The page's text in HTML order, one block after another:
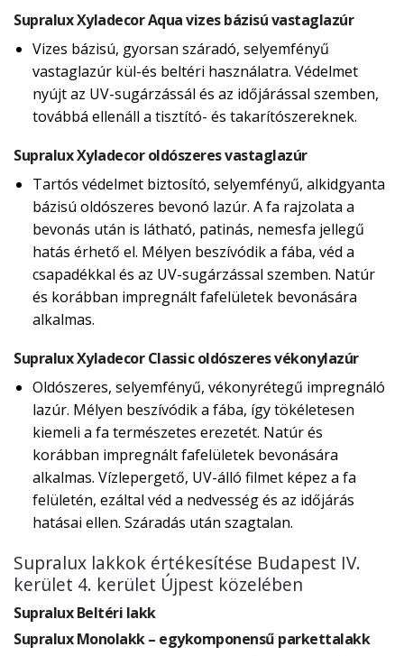
Supralux Xyladecor Aqua vizes bázisú vastaglazúr
Vizes bázisú, gyorsan száradó, selyemfényű
vastaglazúr kül-és beltéri használatra. Védelmet
nyújt az UV-sugárzássál és az időjárással szemben,
továbbá ellenáll a tisztító- és takarítószereknek.
Supralux Xyladecor oldószeres vastaglazúr
Tartós védelmet biztosító, selyemfényű, alkidgyanta
bázisú oldószeres bevonó lazúr. A fa rajzolata a
bevonás után is látható, patinás, nemesfa jellegű
hatás érhető el. Mélyen beszívódik a fába, véd a
csapadékkal és az UV-sugárzással szemben. Natúr
és korábban impregnált fafelületek bevonására
alkalmas.
Supralux Xyladecor Classic oldószeres vékonylazúr
Oldószeres, selyemfényű, vékonyrétegű impregnáló
lazúr. Mélyen beszívódik a fába, így tökéletesen
kiemeli a fa természetes erezetét. Natúr és
korábban impregnált fafelületek bevonására
alkalmas. Vízlepergető, UV-álló filmet képez a fa
felületén, ezáltal véd a nedvesség és az időjárás
hatásai ellen. Száradás után szagtalan.
Supralux lakkok értékesítése Budapest IV.
kerület 4. kerület Újpest közelében
Supralux Beltéri lakk
Supralux Monolakk – egykomponensű parkettalakk